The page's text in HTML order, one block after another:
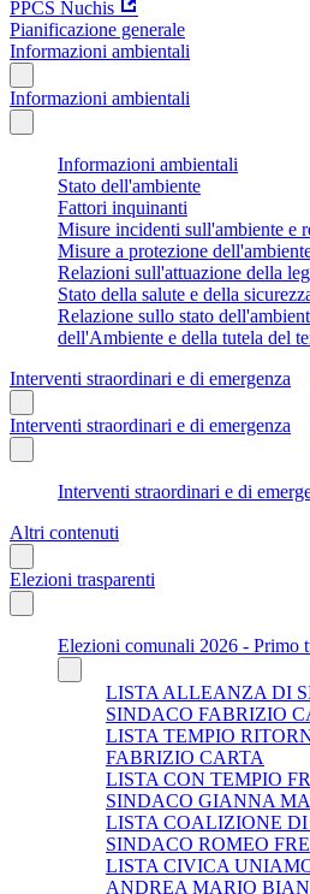
PPCS Nuchis
Pianificazione generale
Informazioni ambientali
Informazioni ambientali
Informazioni ambientali
Stato dell'ambiente
Fattori inquinanti
Misure incidenti sull'ambiente e
Misure a protezione
Relazioni sull'attuazione della
Stato della salute e della
Relazione sullo stato
dell'Ambiente e della tutela del
Interventi straordinari e di emergenza
Interventi straordinari e di emergenza
Interventi straordinari e di
Altri contenuti
Elezioni trasparenti
Elezioni comunali 2026 - Primo
LISTA ALLEANZA DI
SINDACO FABRIZIO
LISTA TEMPIO
FABRIZIO CARTA
LISTA CON TEMPIO
SINDACO GIANNA
LISTA COALIZIONE
SINDACO ROMEO
LISTA CIVICA
ANDREA MARIO